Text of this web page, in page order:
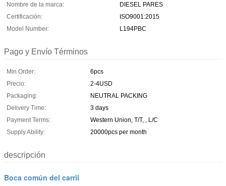
Nombre de la marca:
DIESEL PARES
Certificación:
ISO9001:2015
Model Number:
L194PBC
Pago y Envío Términos
Min Order:
6pcs
Precio:
2-4USD
Packaging:
NEUTRAL PACKING
Delivery Time:
3 days
Payment Terms:
Western Union, T/T, , L/C
Supply Ability:
20000pcs per month
descripción
Boca común del carril